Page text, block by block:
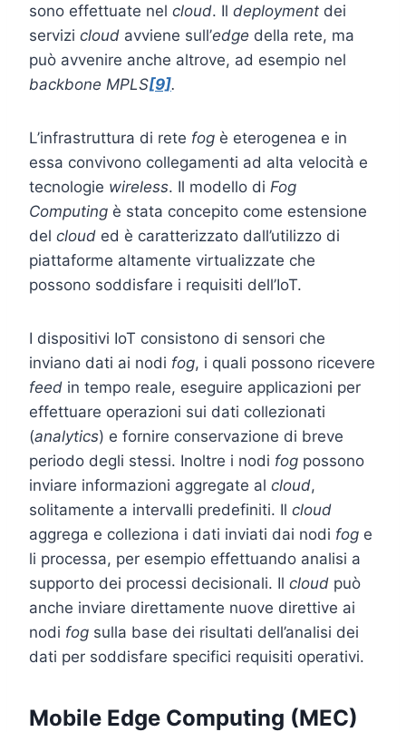
sono effettuate nel cloud. Il deployment dei
servizi cloud avviene sull’edge della rete, ma
può avvenire anche altrove, ad esempio nel
backbone MPLS[9].
L’infrastruttura di rete fog è eterogenea e in
essa convivono collegamenti ad alta velocità e
tecnologie wireless. Il modello di Fog
Computing è stata concepito come estensione
del cloud ed è caratterizzato dall’utilizzo di
piattaforme altamente virtualizzate che
possono soddisfare i requisiti dell’IoT.
I dispositivi IoT consistono di sensori che
inviano dati ai nodi fog, i quali possono ricevere
feed in tempo reale, eseguire applicazioni per
effettuare operazioni sui dati collezionati
(analytics) e fornire conservazione di breve
periodo degli stessi. Inoltre i nodi fog possono
inviare informazioni aggregate al cloud,
solitamente a intervalli predefiniti. Il cloud
aggrega e colleziona i dati inviati dai nodi fog e
li processa, per esempio effettuando analisi a
supporto dei processi decisionali. Il cloud può
anche inviare direttamente nuove direttive ai
nodi fog sulla base dei risultati dell’analisi dei
dati per soddisfare specifici requisiti operativi.
Mobile Edge Computing (MEC)